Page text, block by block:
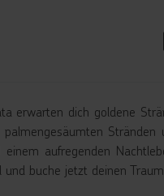
erwarten dich goldene
palmengesäumten
einem aufregenden
und buche jetzt deinen